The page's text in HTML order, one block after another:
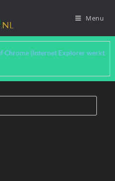
Menu
Chrome (Internet Explorer werkt